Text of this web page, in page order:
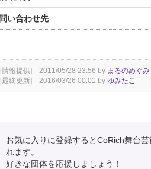
問い合わせ先
[情報提供] 2011/05/28 23:56 by まるのめぐみ
[最終更新] 2016/03/26 00:01 by ゆみたこ
お気に入りに登録するとCoRich舞台
れます。
好きな団体を応援しましょう！